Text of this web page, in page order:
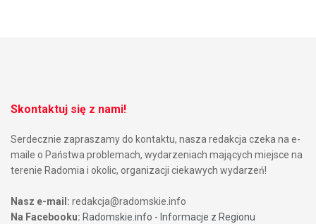
Skontaktuj się z nami!
Serdecznie zapraszamy do kontaktu, nasza redakcja czeka na e-
maile o Państwa problemach, wydarzeniach mających miejsce na
terenie Radomia i okolic, organizacji ciekawych wydarzeń!
Nasz e-mail: redakcja@radomskie.info
Na Facebooku: Radomskie.info - Informacje z Regionu